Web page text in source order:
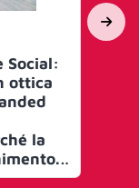
Social:
ottica
la
il team,